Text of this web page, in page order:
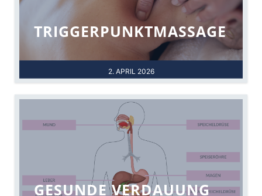
2. APRIL 2026
TRIGGERPUNKTMASSAGE
GESUNDE VERDAUUNG